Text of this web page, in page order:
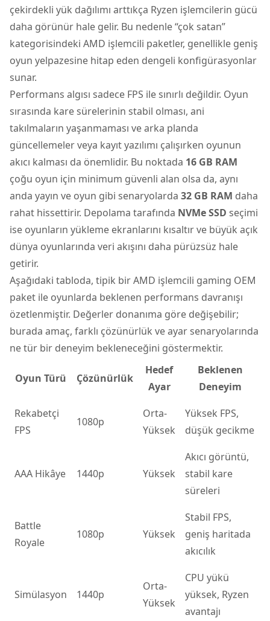
çekirdekli yük dağılımı arttıkça Ryzen işlemcilerin gücü
daha görünür hale gelir. Bu nedenle “çok satan”
kategorisindeki AMD işlemcili paketler, genellikle geniş
oyun yelpazesine hitap eden dengeli konfigürasyonlar
sunar.
Performans algısı sadece FPS ile sınırlı değildir. Oyun
sırasında kare sürelerinin stabil olması, ani
takılmaların yaşanmaması ve arka planda
güncellemeler veya kayıt yazılımı çalışırken oyunun
akıcı kalması da önemlidir. Bu noktada 16 GB RAM
çoğu oyun için minimum güvenli alan olsa da, aynı
anda yayın ve oyun gibi senaryolarda 32 GB RAM daha
rahat hissettirir. Depolama tarafında NVMe SSD seçimi
ise oyunların yükleme ekranlarını kısaltır ve büyük açık
dünya oyunlarında veri akışını daha pürüzsüz hale
getirir.
Aşağıdaki tabloda, tipik bir AMD işlemcili gaming OEM
paket ile oyunlarda beklenen performans davranışı
özetlenmiştir. Değerler donanıma göre değişebilir;
burada amaç, farklı çözünürlük ve ayar senaryolarında
ne tür bir deneyim bekleneceğini göstermektir.
Oyun Türü Çözünürlük
Hedef
Ayar
Beklenen
Deneyim
Rekabetçi
FPS
1080p
Orta-
Yüksek
Yüksek FPS,
düşük gecikme
AAA Hikâye 1440p Yüksek
Akıcı görüntü,
stabil kare
süreleri
Battle
Royale
1080p Yüksek
Stabil FPS,
geniş haritada
akıcılık
Simülasyon 1440p
Orta-
Yüksek
CPU yükü
yüksek, Ryzen
avantajı